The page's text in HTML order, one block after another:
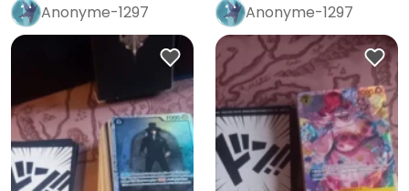
Anonyme-1297 Anonyme-1297